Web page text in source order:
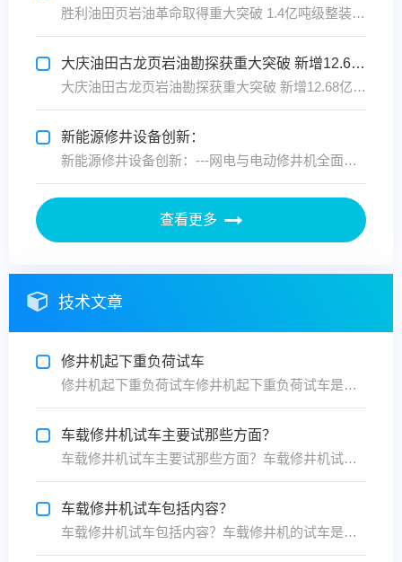
胜利油田页岩油革命取得重大突破 1.4亿吨级整装油田问世——我国陆相页岩油开发迈入规模化时代，年产量目标直指70万吨2025年10月15日，中国石化胜利油田宣布，经过三年科技攻坚，在山东省淄博市高青县探明我国首个亿吨级整装页岩油田——新兴油田樊页平1区块。该区块页岩层系石油探明地...
大庆油田古龙页岩油勘探获重大突破 新增12.68亿吨预测储量再造“新大庆”
大庆油田古龙页岩油勘探获重大突破 新增12.68亿吨预测储量再造“新大庆”——中国陆相页岩油开发领跑全球，老油田焕发绿色新生2025年10月，中国石油大庆油田在松辽盆地北部古龙地区接连传来捷报：古龙页岩油在国家级示范区内，覆盖面积2778平方公里，位于大庆市杜尔伯特蒙古族自治县境...
新能源修井设备创新：
新能源修井设备创新：---网电与电动修井机全面超越传统燃油机型在“双碳”目标驱动下，石油装备行业正经历从燃油动力向清洁能源的深刻转型。以网电修井机、电动修井机为代表的新能源设备，凭借其经济性、环保性、智能化等综合优势，正在重构修井作业的技术标准与产业生态。本文将从动力系统、作业效...
查看更多
技术文章
修井机起下重负荷试车
修井机起下重负荷试车修井机起下重负荷试车是修井机在完成空负荷试运转（即无实际作业负荷下的设备空转测试）后，通过悬挂实际作业中的重负荷（如钻具、油管、套管等），模拟真实起下作业场景，对设备进行系统性加载测试的过程。其核心目的是验证修井机在真实作业条件下的承载能力、功能可靠性及安全性...
车载修井机试车主要试那些方面？
车载修井机试车主要试那些方面？车载修井机试车是一个全面检验设备性能与安全性的关键过程，主要涵盖以下核心方面，以确保设备在实际作业中能够稳定、高效、安全地运行：一、动力系统性能测试1、发动机性能：1）起动与空转：检查发动机在冷启动和热启动时的表现，观察怠速稳定性及加速响应。2）功率...
车载修井机试车包括内容？
车载修井机试车包括内容？车载修井机的试车是一个系统而严谨的过程，旨在确保设备在制造、维修或改装后能够安全、可靠地运行。试车内容通常涵盖多个方面，以下是一些关键环节：一、试车前准备1、加足水箱冷却水，确保发动机冷却系统正常工作。1）检查发动机机油、传动与工作系统用油是否足够，防止因...